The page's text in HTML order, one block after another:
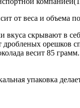
от веса и объема
скрывают в
дробленых
весит 85
упаковка